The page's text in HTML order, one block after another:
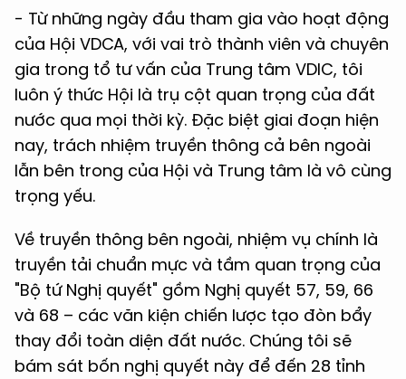
- Từ những ngày đầu tham gia vào hoạt động
của Hội VDCA, với vai trò thành viên và chuyên
gia trong tổ tư vấn của Trung tâm VDIC, tôi
luôn ý thức Hội là trụ cột quan trọng của đất
nước qua mọi thời kỳ. Đặc biệt giai đoạn hiện
nay, trách nhiệm truyền thông cả bên ngoài
lẫn bên trong của Hội và Trung tâm là vô cùng
trọng yếu.
Về truyền thông bên ngoài, nhiệm vụ chính là
truyền tải chuẩn mực và tầm quan trọng của
"Bộ tứ Nghị quyết" gồm Nghị quyết 57, 59, 66
và 68 – các văn kiện chiến lược tạo đòn bẩy
thay đổi toàn diện đất nước. Chúng tôi sẽ
bám sát bốn nghị quyết này để đến 28 tỉnh